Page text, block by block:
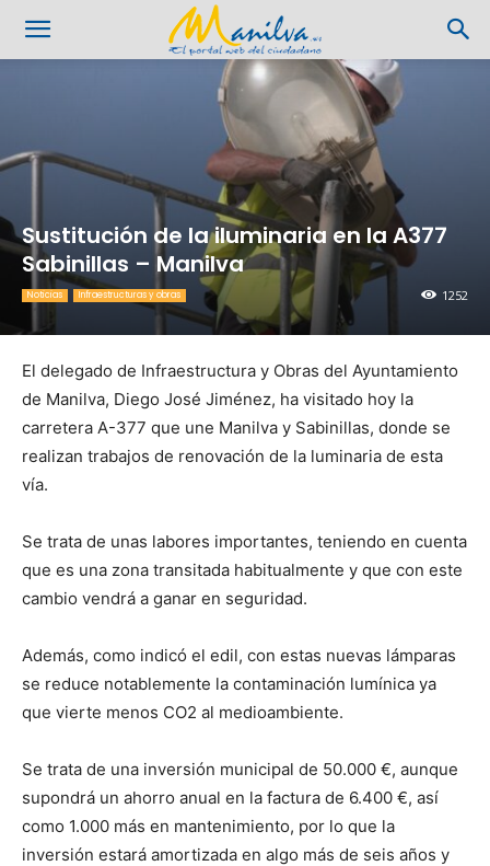
Sustitución de la iluminaria en la A377
Sabinillas – Manilva
1252
Noticias Infraestructuras y obras
El delegado de Infraestructura y Obras del Ayuntamiento
de Manilva, Diego José Jiménez, ha visitado hoy la
carretera A-377 que une Manilva y Sabinillas, donde se
realizan trabajos de renovación de la luminaria de esta
vía.
Se trata de unas labores importantes, teniendo en cuenta
que es una zona transitada habitualmente y que con este
cambio vendrá a ganar en seguridad.
Además, como indicó el edil, con estas nuevas lámparas
se reduce notablemente la contaminación lumínica ya
que vierte menos CO2 al medioambiente.
Se trata de una inversión municipal de 50.000 €, aunque
supondrá un ahorro anual en la factura de 6.400 €, así
como 1.000 más en mantenimiento, por lo que la
inversión estará amortizada en algo más de seis años y